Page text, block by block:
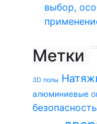
выбор,
Метки
3D полы
алюминиевые